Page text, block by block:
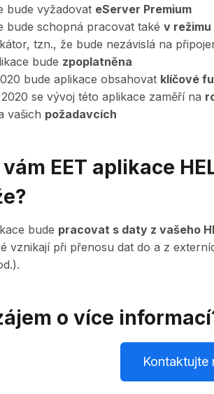
bude vyžadovat eServer Premium
bude schopná pracovat také v
tzn., že bude nezávislá na
bude zpoplatněna
bude aplikace obsahovat klíčové
2020 se vývoj této aplikace zaměří na
vašich požadavcích
EET aplikace
bude pracovat s daty z vašeho
vznikají při přenosu dat do a z
o více
Kontaktujte